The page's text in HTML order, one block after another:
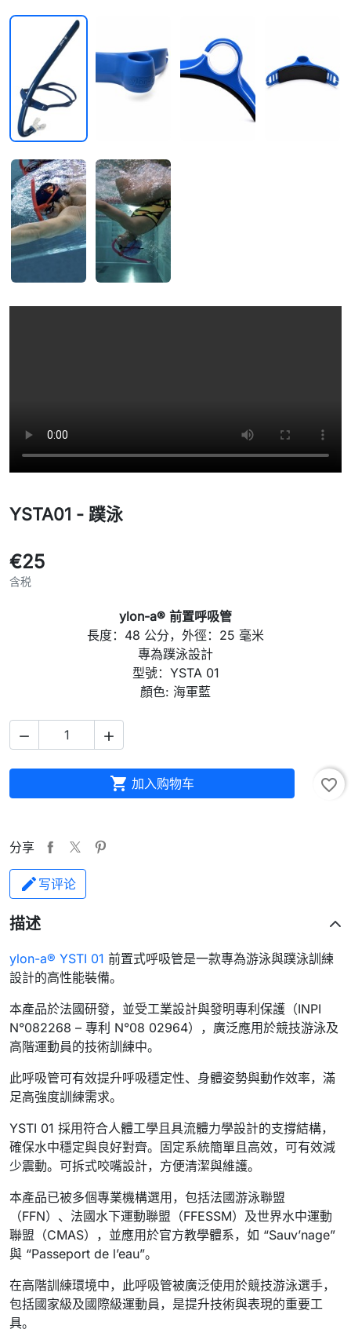
YSTA01 - 蹼泳
€25
含税
ylon-a® 前置呼吸管
長度：48 公分，外徑：25 毫米
專為蹼泳設計
型號：YSTA 01
顏色: 海軍藍
 
 加入购物车 favorite_border
分享
写评论
描述
ylon-a® YSTI 01 前置式呼吸管是一款專為游泳與蹼泳訓練
設計的高性能裝備。
本產品於法國研發，並受工業設計與發明專利保護（INPI
N°082268 – 專利 N°08 02964），廣泛應用於競技游泳及
高階運動員的技術訓練中。
此呼吸管可有效提升呼吸穩定性、身體姿勢與動作效率，滿
足高強度訓練需求。
YSTI 01 採用符合人體工學且具流體力學設計的支撐結構，
確保水中穩定與良好對齊。固定系統簡單且高效，可有效減
少震動。可拆式咬嘴設計，方便清潔與維護。
本產品已被多個專業機構選用，包括法國游泳聯盟
（FFN）、法國水下運動聯盟（FFESSM）及世界水中運動
聯盟（CMAS），並應用於官方教學體系，如 “Sauv’nage”
與 “Passeport de l’eau”。
在高階訓練環境中，此呼吸管被廣泛使用於競技游泳選手，
包括國家級及國際級運動員，是提升技術與表現的重要工
具。